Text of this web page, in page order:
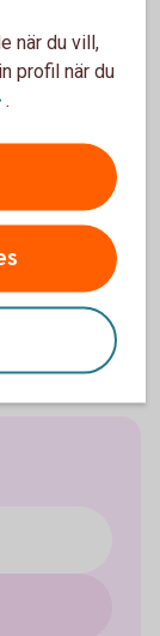
din
när du vill,
profil när du
.